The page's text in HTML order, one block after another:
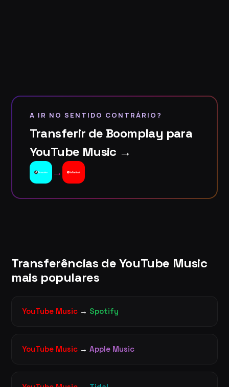
A IR NO SENTIDO CONTRÁRIO?
Transferir de Boomplay para
YouTube Music →
→
Transferências de YouTube Music
mais populares
YouTube Music → Spotify
YouTube Music → Apple Music